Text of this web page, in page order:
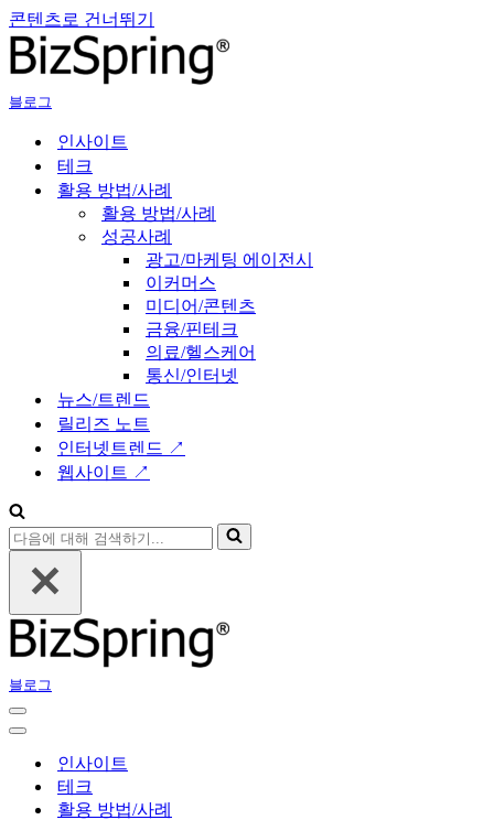
콘텐츠로 건너뛰기
블로그
인사이트
테크
활용 방법/사례
활용 방법/사례
성공사례
광고/마케팅 에이전시
이커머스
미디어/콘텐츠
금융/핀테크
의료/헬스케어
통신/인터넷
뉴스/트렌드
릴리즈 노트
인터넷트렌드 ↗
웹사이트 ↗
다
음
해
검
하
기...
블로그
내
비
내
인사이트
테크
활용 방법/사례